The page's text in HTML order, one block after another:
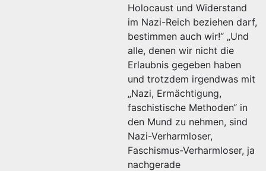
Holocaust und Widerstand
im Nazi-Reich beziehen darf,
bestimmen auch wir!“ „Und
alle, denen wir nicht die
Erlaubnis gegeben haben
und trotzdem irgendwas mit
„Nazi, Ermächtigung,
faschistische Methoden“ in
den Mund zu nehmen, sind
Nazi-Verharmloser,
Faschismus-Verharmloser, ja
nachgerade